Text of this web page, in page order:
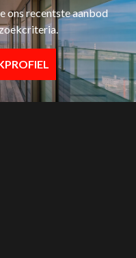
ons recentste aanbod